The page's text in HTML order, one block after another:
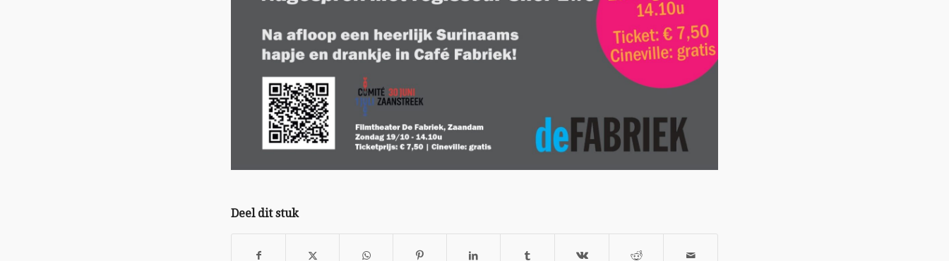
Deel dit stuk